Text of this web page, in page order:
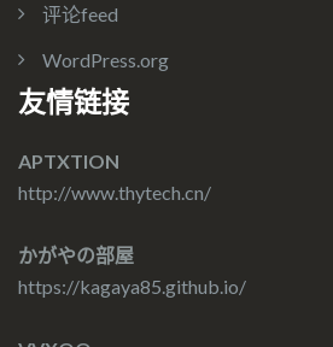
评论feed
WordPress.org
友情链接
APTXTION
http://www.thytech.cn/
かがやの部屋
https://kagaya85.github.io/